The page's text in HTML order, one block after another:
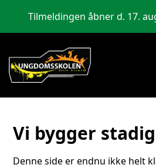
Tilmeldingen åbner d. 17.
Vi bygger stadig
Denne side er endnu ikke helt